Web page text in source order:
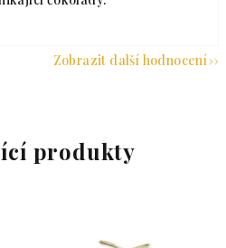
Zobrazit další hodnocení
produkty